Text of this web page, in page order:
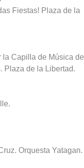
Fiestas! Plaza de la
la Capilla de Música de
Plaza de la Libertad.
Orquesta Yatagan.